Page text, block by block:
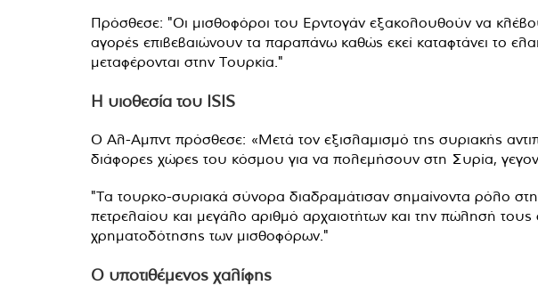
Πρόσθεσε: "Οι μισθοφόροι του Ερντογάν εξακολουθούν να
αγορές επιβεβαιώνουν τα παραπάνω καθώς εκεί καταφτάνει το
μεταφέρονται στην Τουρκία."
Η υιοθεσία του ISIS
Ο Αλ-Αμπντ πρόσθεσε: «Μετά τον εξισλαμισμό της συριακής
διάφορες χώρες του κόσμου για να πολεμήσουν στη Συρία,
"Τα τουρκο-συριακά σύνορα διαδραμάτισαν σημαίνοντα ρόλο
πετρελαίου και μεγάλο αριθμό αρχαιοτήτων και την πώλησή
χρηματοδότησης των μισθοφόρων."
Ο υποτιθέμενος χαλίφης